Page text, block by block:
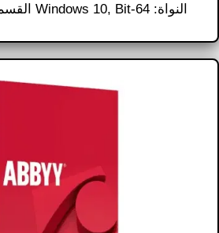
النواة: 64-Windows 10, Bit القسم: هندسة وإنشاء…